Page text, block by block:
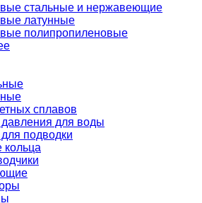
стальные и нержавеющие
латунные
полипропиленовые
сплавов
давления для воды
подводки